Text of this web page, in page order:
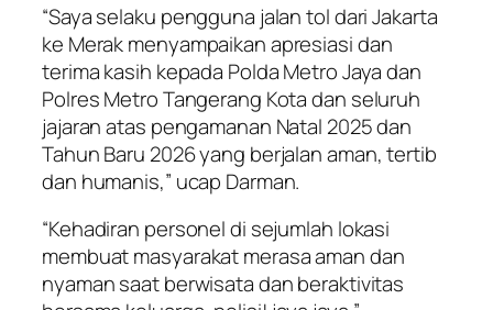
“Saya selaku pengguna jalan tol dari Jakarta
ke Merak menyampaikan apresiasi dan
terima kasih kepada Polda Metro Jaya dan
Polres Metro Tangerang Kota dan seluruh
jajaran atas pengamanan Natal 2025 dan
Tahun Baru 2026 yang berjalan aman, tertib
dan humanis,” ucap Darman.
“Kehadiran personel di sejumlah lokasi
membuat masyarakat merasa aman dan
nyaman saat berwisata dan beraktivitas